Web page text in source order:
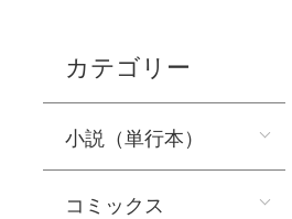
カテゴリー
小説（単行本）
コミックス